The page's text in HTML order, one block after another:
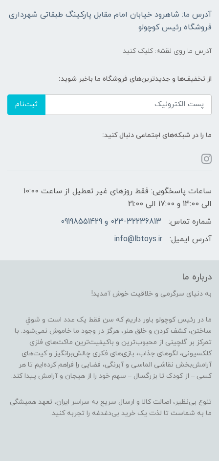
آدرس ما: شاهرود خیابان امام مقابل پارکینگ طبقاتی شهرداری
فروشگاه رئیس کوچولو
آدرس ما روی نقشه: کلیک کنید
از تخفیف‌ها و جدیدترین‌های فروشگاه ما باخبر شوید:
ثبت‌نام
ما را در شبکه‌های اجتماعی دنبال کنید:
ساعات پاسخگویی: فقط روزهای غیر تعطیل از ساعت 10:00
الی 14:00 و 17:00 الی 21:00
شماره تماس:
023-32236813 و 09198551429
آدرس ایمیل:
info@lbtoys.ir
درباره ما
به دنیای سرگرمی و خلاقیت خوش آمدید!
ما در رئیس کوچولو باور داریم که سن فقط یک عدد است و شوقِ
ساختن، کشف کردن و خلق هنر، هرگز در وجود ما خاموش نمی‌شود. با
تمرکز بر گلچینی از محبوب‌ترین و باکیفیت‌ترین ماکت‌های فلزی
کلکسیونی، لگوهای جذاب، بازی‌های فکری چالش‌برانگیز و کیت‌های
آرامش‌بخش نقاشی الماسی و آبرنگی، فضایی را فراهم کرده‌ایم تا هر
کسی – از کودک تا بزرگسال – سهم خود را از هیجان و آرامش پیدا کند.
تنوع بی‌نظیر، اصالت کالا و ارسال سریع به سراسر ایران، تعهد همیشگی
ما به شماست تا لذت یک خرید بی‌دغدغه را تجربه کنید.